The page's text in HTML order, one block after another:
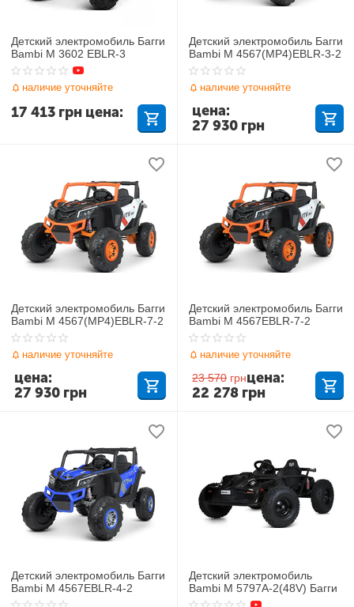
Детский электромобиль Багги
Bambi M 3602 EBLR-3
наличие уточняйте
17 413 грн цена:
Детский электромобиль Багги
Bambi M 4567(MP4)EBLR-3-2
наличие уточняйте
27 930 грн
цена:
Детский электромобиль Багги
Bambi M 4567(MP4)EBLR-7-2
наличие уточняйте
27 930 грн
цена:
Детский электромобиль Багги
Bambi M 4567EBLR-7-2
наличие уточняйте
23 570 грн
22 278 грн
цена:
Детский электромобиль Багги
Bambi M 4567EBLR-4-2
Детский электромобиль
Bambi M 5797A-2(48V) Багги